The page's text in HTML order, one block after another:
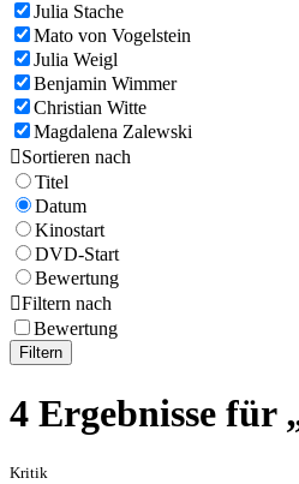
Julia Stache
Mato von Vogelstein
Julia Weigl
Benjamin Wimmer
Christian Witte
Magdalena Zalewski
Sortieren nach
Titel
Datum
Kinostart
DVD-Start
Bewertung
Filtern nach
Bewertung
Filtern
4 Ergebnisse für
Kritik